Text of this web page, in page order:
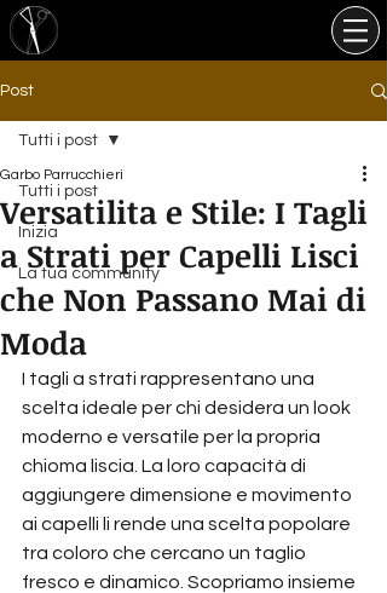
Post
Tutti i post
Inizia
La tua community
Tutti i post
Versatilita e Stile: I Tagli
a Strati per Capelli Lisci
che Non Passano Mai di
Moda
Garbo Parrucchieri
I tagli a strati rappresentano una
scelta ideale per chi desidera un look
moderno e versatile per la propria
chioma liscia. La loro capacità di
aggiungere dimensione e movimento
ai capelli li rende una scelta popolare
tra coloro che cercano un taglio
fresco e dinamico. Scopriamo insieme